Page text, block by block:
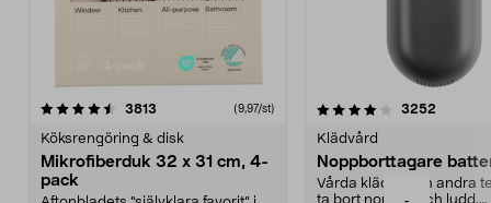
3813 (9,97/st)
Köksrengöring & disk
Mikrofiberduk 32 x 31 cm, 4-
pack
4.0av 5 stjärnor 3252
Klädvård
Noppborttagare
Vårda kläder och andra
4.5av 5 stjärnor